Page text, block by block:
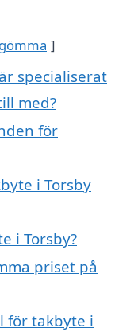
gömma
specialiserat
med?
för
i Torsby
i Torsby?
priset på
för takbyte i